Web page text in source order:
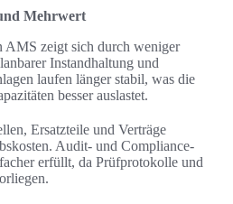
Mehrwert
zeigt sich durch weniger
Instandhaltung und
laufen länger stabil, was die
besser auslastet.
Ersatzteile und Verträge
Audit- und Compliance-
erfüllt, da Prüfprotokolle und